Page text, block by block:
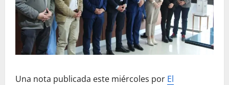
Una nota publicada este miércoles por El